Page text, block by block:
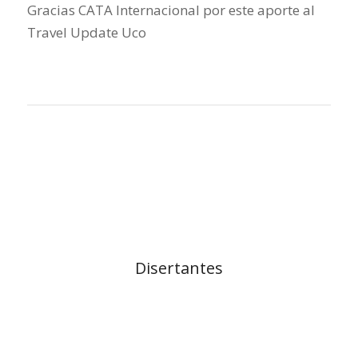
Gracias CATA Internacional por este aporte al
Travel Update Uco
Disertantes